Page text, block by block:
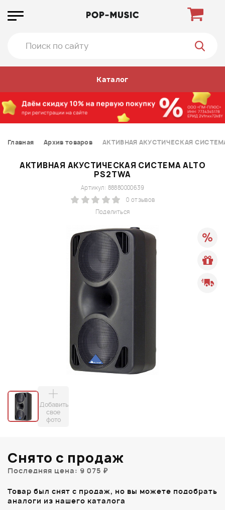
Каталог
Главная Архив товаров АКТИВНАЯ АКУСТИЧЕСКАЯ СИСТЕМА
АКТИВНАЯ АКУСТИЧЕСКАЯ СИСТЕМА ALTO
PS2TWA
Поделиться
Артикул: 88880000639
0 отзывов
Добавить
свое
фото
Снято с продаж
Последняя цена: 9 075 ₽
Товар был снят с продаж, но вы можете подобрать
аналоги из нашего каталога